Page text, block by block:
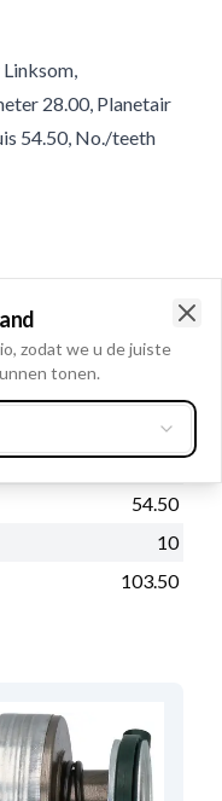
28.00, Planetair
54.50, No./teeth
16
12.00
28.00
54.50
10
103.50
zodat we u de juiste
tonen.